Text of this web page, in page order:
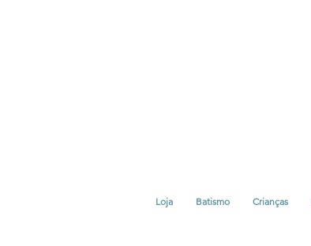
Loja Batismo Crianças